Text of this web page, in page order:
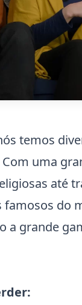
temos
uma
até
do
a grande